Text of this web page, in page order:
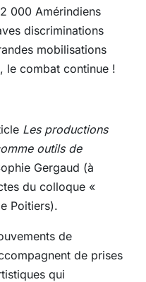
000 Amérindiens
discriminations
mobilisations
le combat continue !
Les productions
outils de
Gergaud (à
du colloque «
Poitiers).
de
de prises
qui